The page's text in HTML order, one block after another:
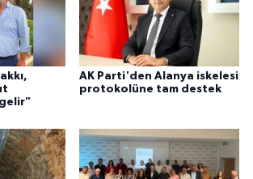
AK Parti'den Alanya iskelesi
protokolüne tam destek